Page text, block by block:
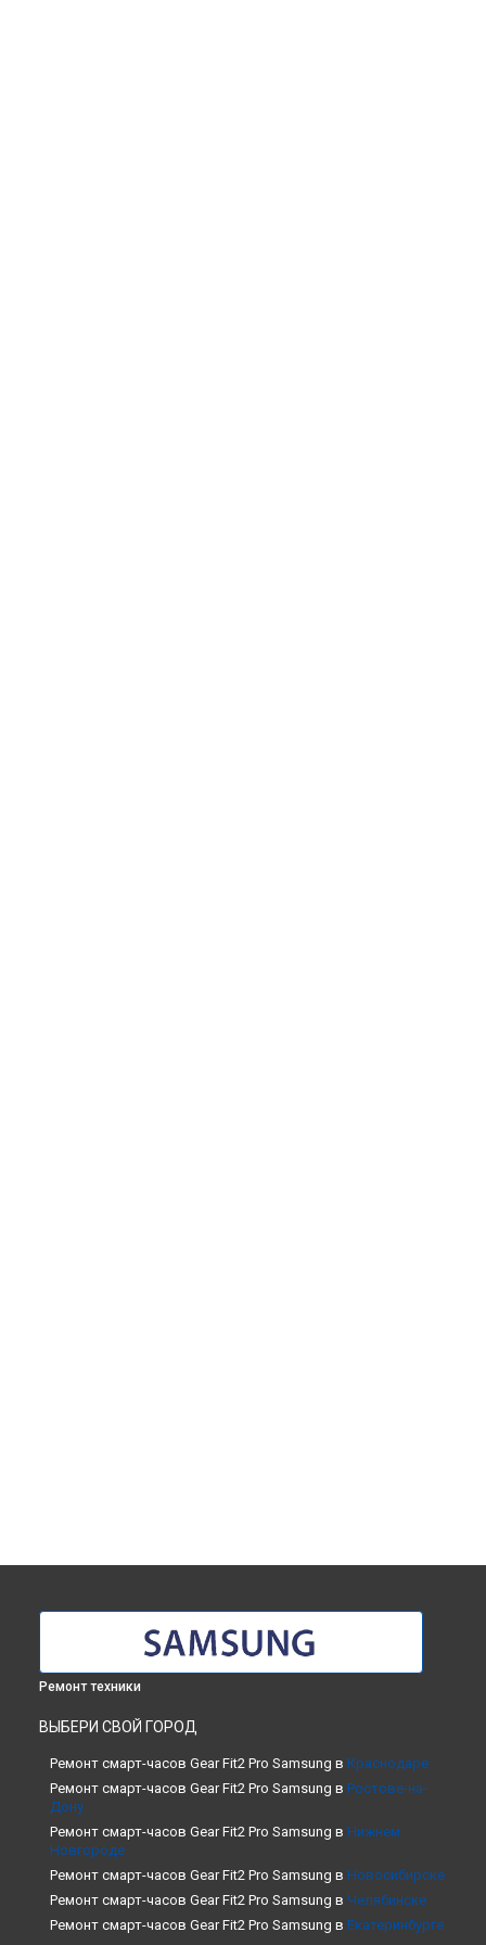
Ремонт техники
ВЫБЕРИ СВОЙ ГОРОД
Ремонт смарт-часов Gear Fit2 Pro Samsung в Краснодаре
Ремонт смарт-часов Gear Fit2 Pro Samsung в Ростове-на-
Дону
Ремонт смарт-часов Gear Fit2 Pro Samsung в Нижнем
Новгороде
Ремонт смарт-часов Gear Fit2 Pro Samsung в Новосибирске
Ремонт смарт-часов Gear Fit2 Pro Samsung в Челябинске
Ремонт смарт-часов Gear Fit2 Pro Samsung в Екатеринбурге